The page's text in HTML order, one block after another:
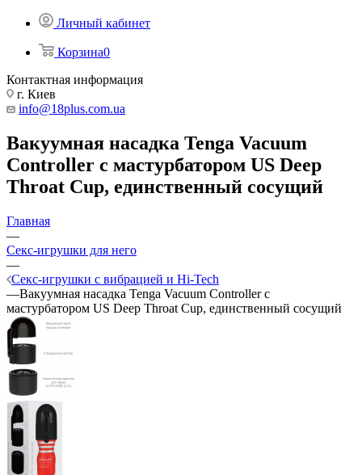
Личный кабинет
Корзина0
Контактная информация
г. Киев
info@18plus.com.ua
Вакуумная насадка Tenga Vacuum
Controller с мастурбатором US Deep
Throat Cup, единственный сосущий
Главная
—
Секс-игрушки для него
—
Секс-игрушки с вибрацией и Hi-Tech
—Вакуумная насадка Tenga Vacuum Controller с
мастурбатором US Deep Throat Cup, единственный сосущий